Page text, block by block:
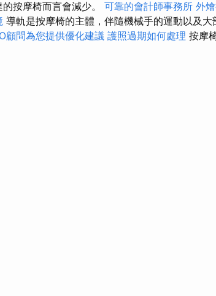
按摩椅而言會減少。 可靠的會計師事務所 外
導軌是按摩椅的主體，伴隨機械手的運動以及
顧問為您提供優化建議 護照過期如何處理 按摩